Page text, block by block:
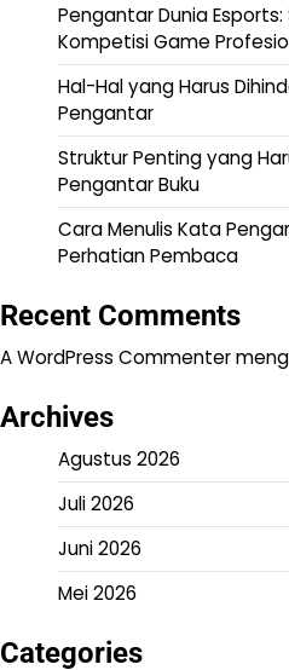
Pengantar Dunia
Kompetisi Game
Hal-Hal yang Harus
Pengantar
Struktur Penting yang
Pengantar Buku
Cara Menulis Kata
Perhatian Pembaca
Recent Comments
A WordPress Commenter
Archives
Agustus 2026
Juli 2026
Juni 2026
Mei 2026
Categories